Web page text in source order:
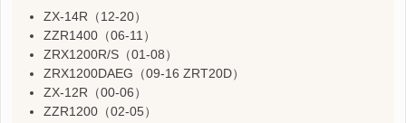
ZX-14R（12-20）
ZZR1400（06-11）
ZRX1200R/S（01-08）
ZRX1200DAEG（09-16 ZRT20D）
ZX-12R（00-06）
ZZR1200（02-05）